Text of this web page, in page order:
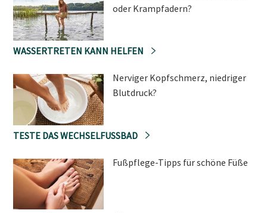
oder Krampfadern?
WASSERTRETEN KANN HELFEN
Nerviger Kopfschmerz, niedriger
Blutdruck?
TESTE DAS WECHSELFUSSBAD
Fußpflege-Tipps für schöne Füße